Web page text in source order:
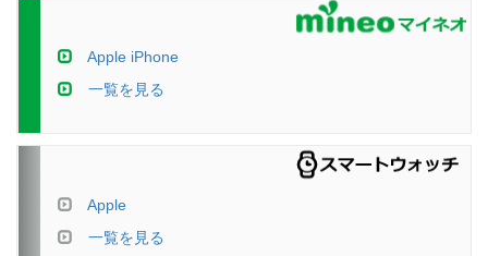
Apple iPhone
一覧を見る
Apple
一覧を見る